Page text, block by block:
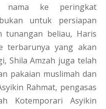
nama ke peringkat
untuk persiapan
tunangan beliau, Haris
terbarunya yang akan
Shila Amzah juga telah
pakaian muslimah dan
Rahmat, pengasas
Kotemporari Asyikin